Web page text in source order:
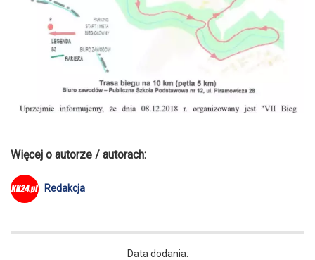
Więcej o autorze / autorach:
Redakcja
Data dodania: